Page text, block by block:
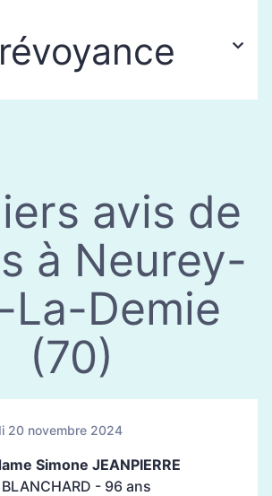
avis de
à Neurey-
La-Demie
(70)
20 novembre 2024
Simone JEANPIERRE
- 96 ans